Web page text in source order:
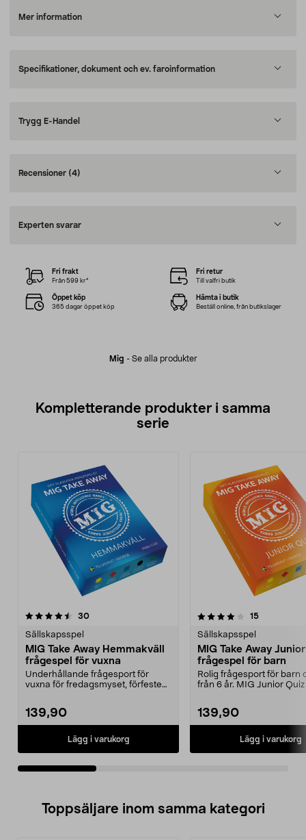
Mer information
Specifikationer, dokument och ev. faroinformation
Trygg E-Handel
Recensioner (4)
Experten svarar
Mig - Se alla produkter
Fri frakt
Från 599 kr*
Fri retur
Till valfri butik
Öppet köp
365 dagar öppet köp
Hämta i butik
Beställ online, från butikslager
Kompletterande produkter i samma
serie
30recensioner
Sällskapsspel
MIG Take Away Hemmakväll
frågespel för vuxna
Underhållande frågesport för
vuxna för fredagsmyset, förfesten
139,90
Lägg i varukorg
4.0av 5 stjärnor 15recensioner
Sällskapsspel
MIG Take Away
frågespel för barn
Rolig frågesport för barn
från 6 år. MIG Junior
139,90
Lägg i varukorg
4.5av 5 stjärnor
Toppsäljare inom samma kategori